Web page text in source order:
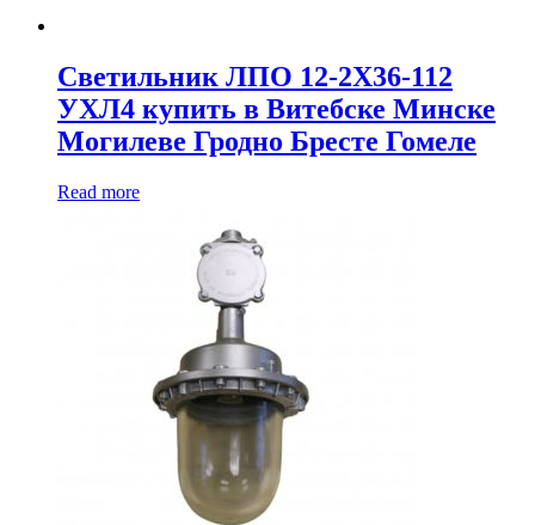
Светильник ЛПО 12-2Х36-112
УХЛ4 купить в Витебске Минске
Могилеве Гродно Бресте Гомеле
Read more